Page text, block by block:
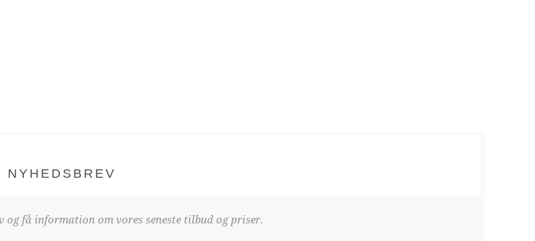
NYHEDSBREV
og få information om vores seneste tilbud og priser.